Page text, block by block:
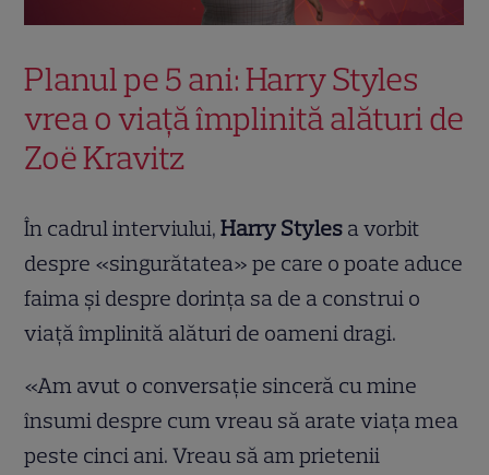
Planul pe 5 ani: Harry Styles
vrea o viață împlinită alături de
Zoë Kravitz
În cadrul interviului,Harry Styles a vorbit
despre «singurătatea» pe care o poate aduce
faima și despre dorința sa de a construi o
viață împlinită alături de oameni dragi.
«Am avut o conversație sinceră cu mine
însumi despre cum vreau să arate viața mea
peste cinci ani. Vreau să am prietenii